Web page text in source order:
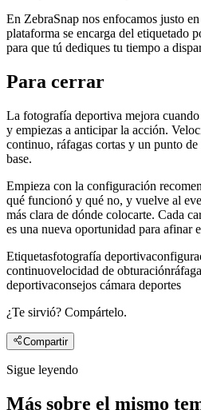
En ZebraSnap nos enfocamos justo
plataforma se encarga del etiquetado
para que tú dediques tu tiempo a
Para cerrar
La fotografía deportiva mejora cuando
y empiezas a anticipar la acción.
continuo, ráfagas cortas y un punto
base.
Empieza con la configuración
qué funcionó y qué no, y vuelve al
más clara de dónde colocarte. Cada
es una nueva oportunidad para afinar
Etiquetasfotografía deportiva
continuovelocidad de obturación
deportivaconsejos cámara deportes
¿Te sirvió? Compártelo.
Compartir
Sigue leyendo
Más sobre el mismo